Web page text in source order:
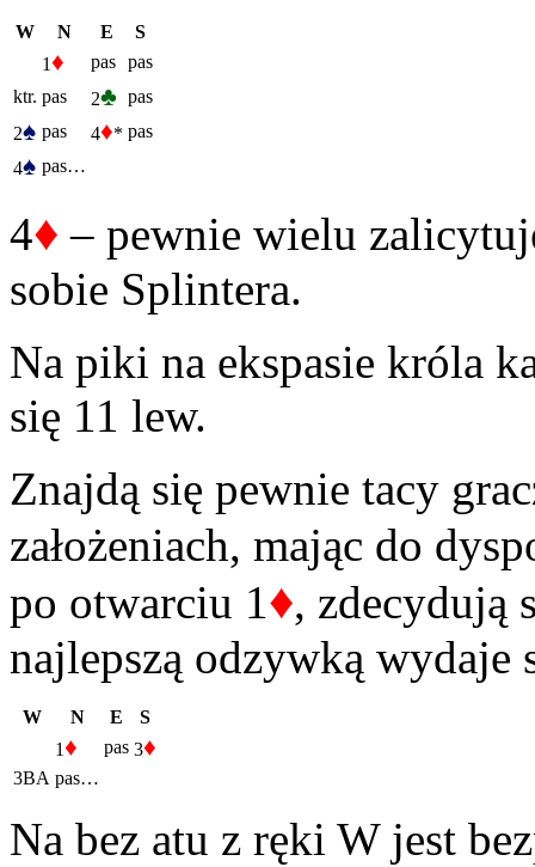
W N E
S
1♦ pas pas
ktr. pas 2♣ pas
2♠ pas 4♦* pas
4♠ pas…
4♦ – pewnie wielu
sobie Splintera.
Na piki na ekspasie króla
się 11 lew.
Znajdą się pewnie tacy
założeniach, mając do
po otwarciu 1♦, zdecydują
najlepszą odzywką wydaje
W N E
S
1♦ pas 3♦
3BA pas…
Na bez atu z ręki W jest